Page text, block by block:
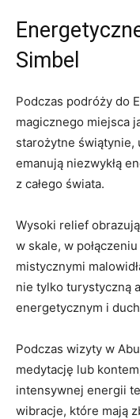
Simbel
Podczas podróży do
magicznego miejsca
starożytne świątynie,
emanują niezwykłą
z ⁣całego świata.
Wysoki relief
⁤w skale, ⁢w⁣
mistycznymi
nie tylko ⁤turystyczną
energetycznym i
Podczas wizyty w
medytację⁢ lub
intensywnej energii
wibracje, które mają‍